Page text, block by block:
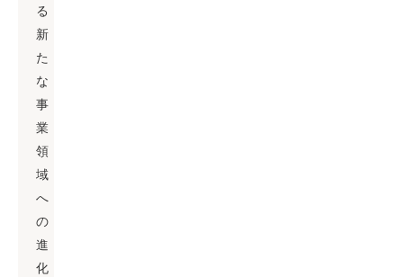
る
新
た
な
事
業
領
域
へ
の
進
化